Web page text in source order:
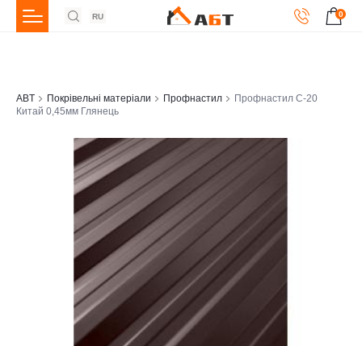
RU 0
ABT Покрівельні матеріали Профнастил
Профнастил С-20
Китай 0,45мм Глянець